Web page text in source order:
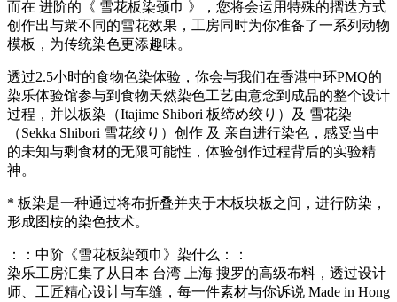
而在 进阶的《 雪花板染颈巾 》，您将会运用特殊的摺迭方式
创作出与衆不同的雪花效果，工房同时为你准备了一系列动物
模板，为传统染色更添趣味。
透过2.5小时的食物色染体验，你会与我们在香港中环PMQ的
染乐体验馆参与到食物天然染色工艺由意念到成品的整个设计
过程，并以板染（Itajime Shibori 板缔め绞り）及 雪花染
（Sekka Shibori 雪花绞り）创作 及 亲自进行染色，感受当中
的未知与剩食材的无限可能性，体验创作过程背后的实验精
神。
* 板染是一种通过将布折叠并夹于木板块板之间，进行防染，
形成图桉的染色技术。
：：中阶《雪花板染颈巾》染什么：：
染乐工房汇集了从日本 台湾 上海 搜罗的高级布料，透过设计
师、工匠精心设计与车缝，每一件素材与你诉说 Made in Hong